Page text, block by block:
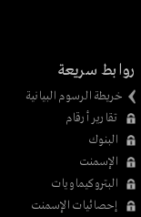
روابط سريعة
خريطة الرسوم البيانية
تقارير أرقام
البنوك
الإسمنت
البتروكيماويات
إحصائيات الإسمنت